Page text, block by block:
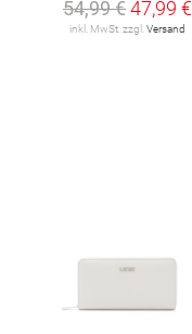
54,99 €47,99 €
inkl. MwSt. zzgl. Versand